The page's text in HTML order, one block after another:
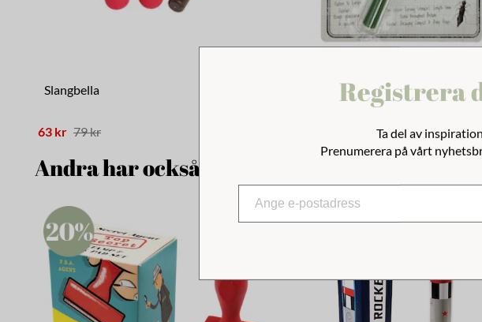
Slangbella
63 kr 79 kr
Förstoringsglas
Andra har också tittat på
Registrera
Ta del av
Prenumerera på vårt